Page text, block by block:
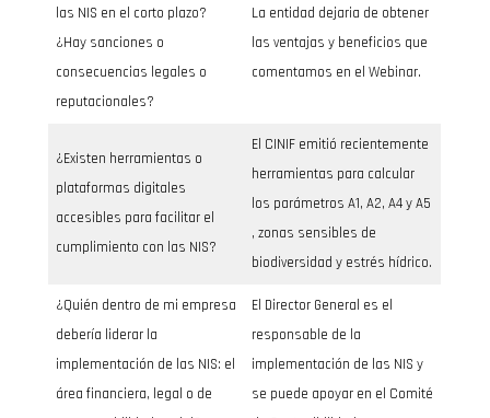
las NIS en el corto plazo?
¿Hay sanciones o
consecuencias legales o
reputacionales?
La entidad dejaria de obtener
las ventajas y beneficios que
comentamos en el Webinar.
¿Existen herramientas o
plataformas digitales
accesibles para facilitar el
cumplimiento con las NIS?
El CINIF emitió recientemente
herramientas para calcular
los parámetros A1, A2, A4 y A5
, zonas sensibles de
biodiversidad y estrés hídrico.
¿Quién dentro de mi empresa
debería liderar la
implementación de las NIS: el
área financiera, legal o de
El Director General es el
responsable de la
implementación de las NIS y
se puede apoyar en el Comité